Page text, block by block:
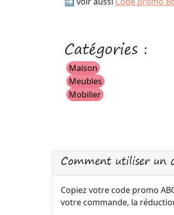
Catégories :
Maison
Meubles
Mobilier
Comment utiliser un
Copiez votre code promo
votre commande, la